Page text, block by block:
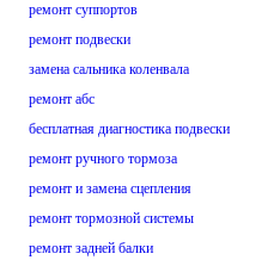
ремонт суппортов
ремонт подвески
замена сальника коленвала
ремонт абс
бесплатная диагностика подвески
ремонт ручного тормоза
ремонт и замена сцепления
ремонт тормозной системы
ремонт задней балки